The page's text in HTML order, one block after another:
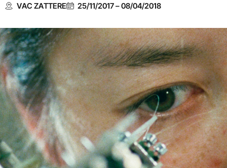
VAC ZATTERE 25/11/2017–08/04/2018